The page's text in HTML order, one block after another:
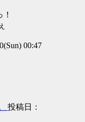
00:47
投稿日：